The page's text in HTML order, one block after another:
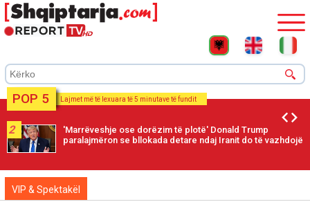
POP 5 Lajmet më të lexuara të 5 minutave të fundit
2
'Marrëveshje ose dorëzim të plotë' Donald Trump
paralajmëron se bllokada detare ndaj Iranit do të vazhdojë
VIP & Spektakël